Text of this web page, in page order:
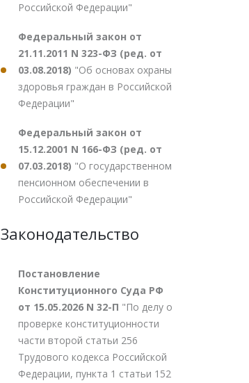
Российской Федерации"
Федеральный закон от
21.11.2011 N 323-ФЗ (ред. от
03.08.2018) "Об основах охраны
здоровья граждан в Российской
Федерации"
Федеральный закон от
15.12.2001 N 166-ФЗ (ред. от
07.03.2018) "О государственном
пенсионном обеспечении в
Российской Федерации"
Законодательство
Постановление
Конституционного Суда РФ
от 15.05.2026 N 32-П "По делу о
проверке конституционности
части второй статьи 256
Трудового кодекса Российской
Федерации, пункта 1 статьи 152